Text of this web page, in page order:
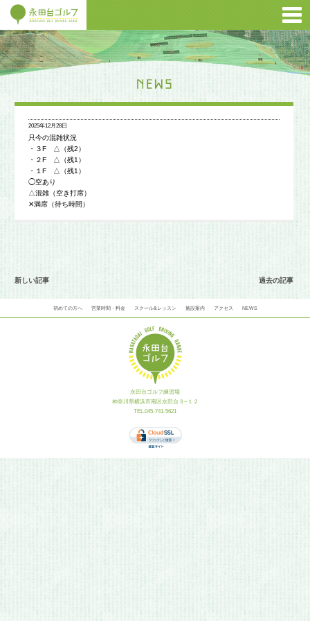
2025年12月28日
只今の混雑状況
・３F △（残2）
・２F △（残1）
・１F △（残1）
◯空あり
△混雑（空き打席）
✕満席（待ち時間）
新しい記事 過去の記事
初めての方へ 営業時間・料金 スクール&レッスン 施設案内 アクセス NEWS
永田台ゴルフ練習場
神奈川県横浜市南区永田台３−１２
TEL.045-741-5621